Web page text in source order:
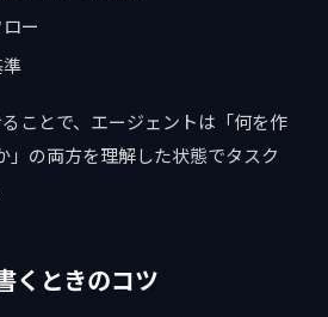
ー
ことで、エージェントは「何を作
」の両方を理解した状態でタスク
くときのコツ